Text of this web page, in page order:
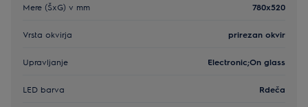
Mere (ŠxG) v mm 780x520
Vrsta okvirja prirezan okvir
Upravljanje Electronic;On glass
LED barva Rdeča